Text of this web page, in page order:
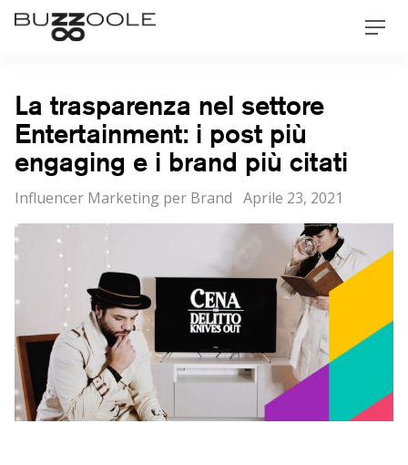
Skip
Buzzoole
La trasparenza nel settore
Entertainment: i post più
engaging e i brand più citati
Categorie
Influencer Marketing per Brand Posted
on
Aprile 23, 2021